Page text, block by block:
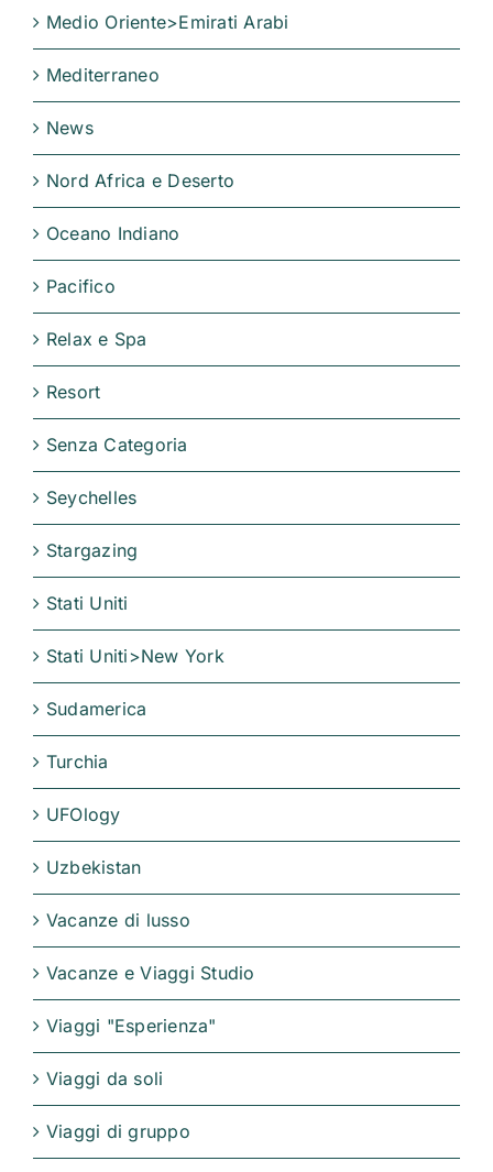
Medio Oriente>Emirati Arabi
Mediterraneo
News
Nord Africa e Deserto
Oceano Indiano
Pacifico
Relax e Spa
Resort
Senza Categoria
Seychelles
Stargazing
Stati Uniti
Stati Uniti>New York
Sudamerica
Turchia
UFOlogy
Uzbekistan
Vacanze di lusso
Vacanze e Viaggi Studio
Viaggi "Esperienza"
Viaggi da soli
Viaggi di gruppo